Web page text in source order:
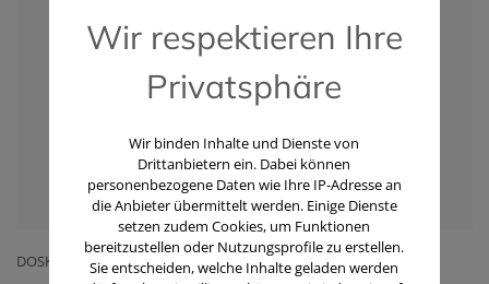
DOSKAR E.U
Wir respektieren Ihre
Privatsphäre
Wir binden Inhalte und Dienste von
Drittanbietern ein. Dabei können
personenbezogene Daten wie Ihre IP-Adresse an
die Anbieter übermittelt werden. Einige Dienste
setzen zudem Cookies, um Funktionen
bereitzustellen oder Nutzungsprofile zu erstellen.
Sie entscheiden, welche Inhalte geladen werden